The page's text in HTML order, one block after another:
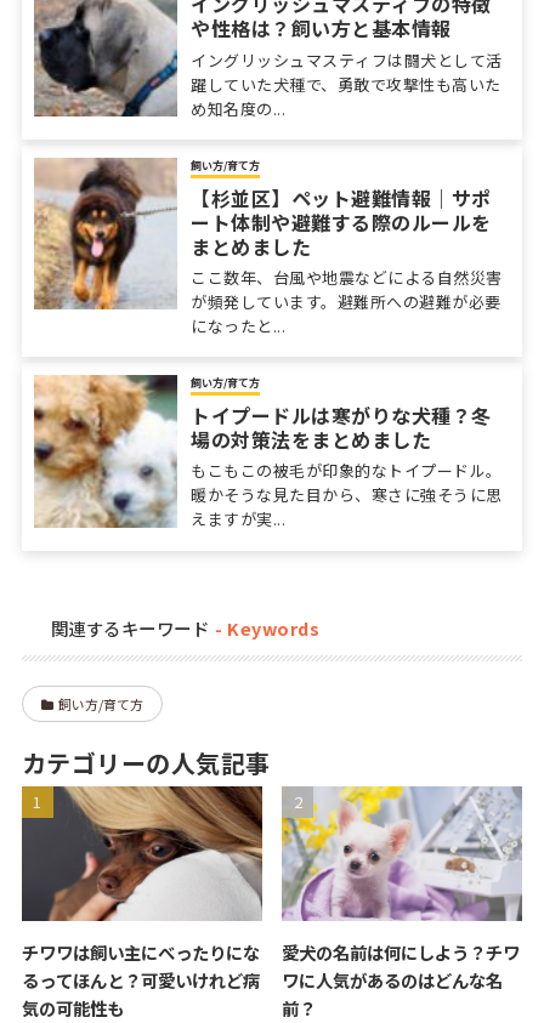
や性格は？飼い方と基本情報
イングリッシュマスティフは闘犬として活
躍していた犬種で、勇敢で攻撃性も高いた
め知名度の...
飼い方/育て方
【杉並区】ペット避難情報｜サポ
ート体制や避難する際のルールを
まとめました
ここ数年、台風や地震などによる自然災害
が頻発しています。避難所への避難が必要
になったと...
飼い方/育て方
トイプードルは寒がりな犬種？冬
場の対策法をまとめました
もこもこの被毛が印象的なトイプードル。
暖かそうな見た目から、寒さに強そうに思
えますが実...
関連するキーワード
飼い方/育て方
カテゴリーの人気記事
チワワは飼い主にべったりにな
るってほんと？可愛いけれど病
気の可能性も
愛犬の名前は何にしよう？チワ
ワに人気があるのはどんな名
前？